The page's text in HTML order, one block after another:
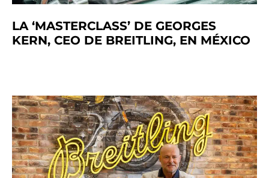
LA ‘MASTERCLASS’ DE GEORGES
KERN, CEO DE BREITLING, EN MÉXICO